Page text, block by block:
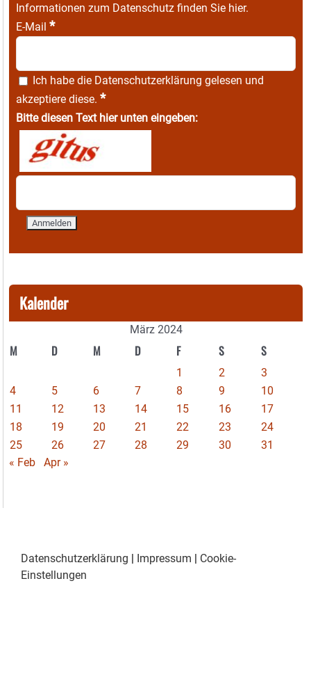
Informationen zum Datenschutz finden Sie hier.
E-Mail *
Ich habe die Datenschutzerklärung gelesen und
akzeptiere diese. *
Bitte diesen Text hier unten eingeben:
Kalender
März 2024
M D M D F S S
1 2
3
4
5 6 7 8 9
10
11
12 13 14 15 16
17
18
19 20 21 22 23
24
25
26 27 28 29 30
31
« Feb
Apr »
Datenschutzerklärung | Impressum | Cookie-
Einstellungen